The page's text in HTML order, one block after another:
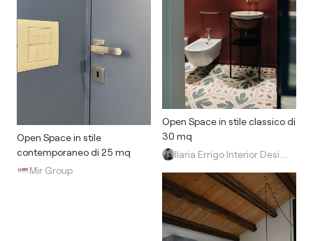
Open Space in stile
contemporaneo di 25 mq
Mir Group
Open Space in stile classico di
30 mq
Ilaria Errigo Interior Design